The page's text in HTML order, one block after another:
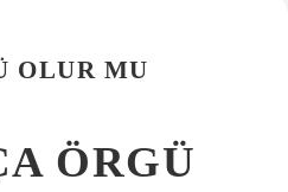
OLUR MU
ÖRGÜ